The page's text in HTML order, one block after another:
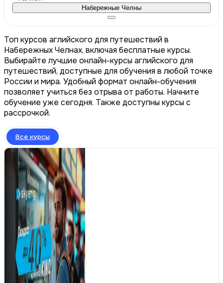
Набережные Челны
Топ курсов аглийского для путешествий в
Набережных Челнах, включая бесплатные курсы.
Выбирайте лучшие онлайн-курсы аглийского для
путешествий, доступные для обучения в любой точке
России и мира. Удобный формат онлайн-обучения
позволяет учиться без отрыва от работы. Начните
обучение уже сегодня. Также доступны курсы с
рассрочкой.
Все курсы